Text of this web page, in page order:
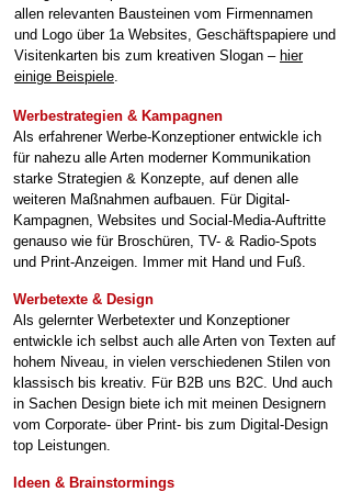
allen relevanten Bausteinen vom Firmennamen
und Logo über 1a Websites, Geschäftspapiere und
Visitenkarten bis zum kreativen Slogan – hier
einige Beispiele.
Werbestrategien & Kampagnen
Als erfahrener Werbe-Konzeptioner entwickle ich
für nahezu alle Arten moderner Kommunikation
starke Strategien & Konzepte, auf denen alle
weiteren Maßnahmen aufbauen. Für Digital-
Kampagnen, Websites und Social-Media-Auftritte
genauso wie für Broschüren, TV- & Radio-Spots
und Print-Anzeigen. Immer mit Hand und Fuß.
Werbetexte & Design
Als gelernter Werbetexter und Konzeptioner
entwickle ich selbst auch alle Arten von Texten auf
hohem Niveau, in vielen verschiedenen Stilen von
klassisch bis kreativ. Für B2B uns B2C. Und auch
in Sachen Design biete ich mit meinen Designern
vom Corporate- über Print- bis zum Digital-Design
top Leistungen.
Ideen & Brainstormings